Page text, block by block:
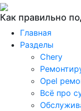
Как правильно
Главная
Разделы
Chery
Opel
Всё про